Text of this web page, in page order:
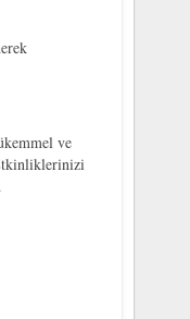
ve